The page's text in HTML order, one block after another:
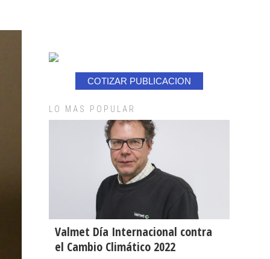
COTIZAR PUBLICACION
LO MAS POPULAR
Valmet Día Internacional contra
el Cambio Climático 2022